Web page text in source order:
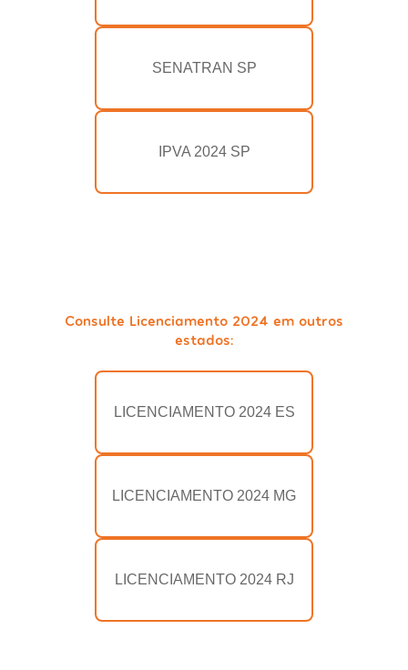
SENATRAN SP
IPVA 2024 SP
Consulte Licenciamento 2024 em outros
estados:
LICENCIAMENTO 2024 ES
LICENCIAMENTO 2024 MG
LICENCIAMENTO 2024 RJ